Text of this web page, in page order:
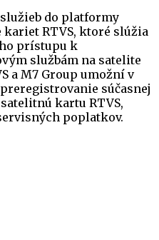
do platformy
RTVS, ktoré slúžia
prístupu k
službám na satelite
a M7 Group umožní v
súčasnej
kartu RTVS,
poplatkov.